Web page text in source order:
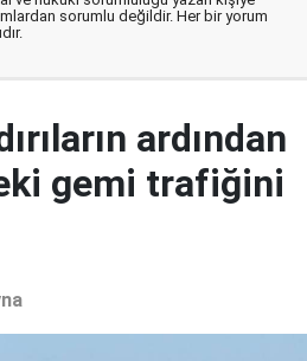
sorumlu değildir. Her bir yorum
ardından
gemi trafiğini